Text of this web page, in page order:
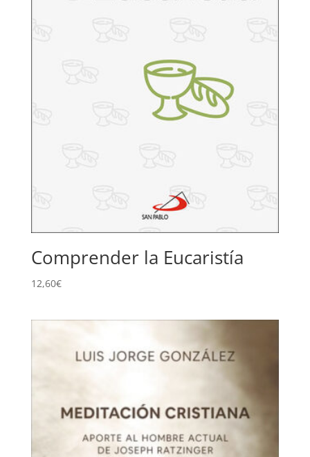
Comprender la Eucaristía
12,60€